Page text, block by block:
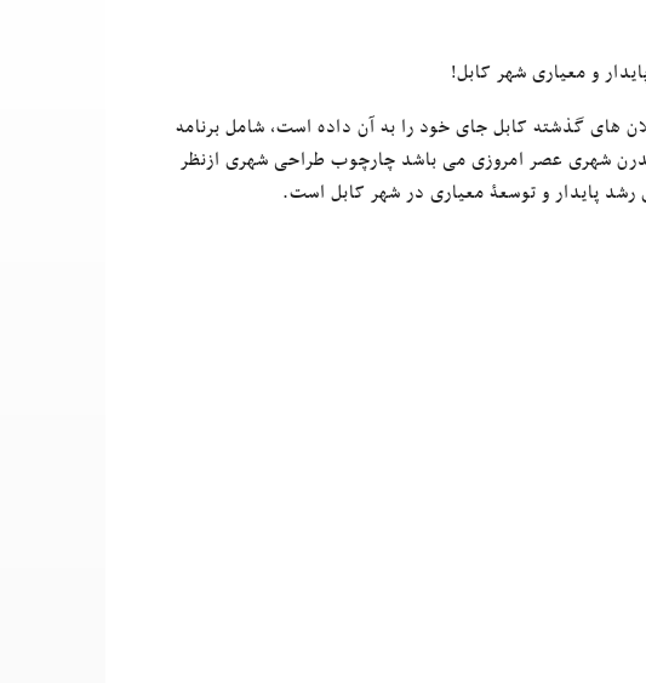
و معیاری شهر کابل!
های گذشته کابل جای خود را به آن داده است، شامل برنامه
شهری عصر امروزی می باشد چارچوب طراحی شهری ازنظر
پایدار و توسعۀ معیاری در شهر کابل است.